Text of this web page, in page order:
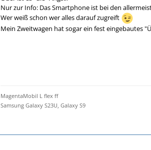
Nur zur Info: Das Smartphone ist bei den
Wer weiß schon wer alles darauf zugreift
Mein Zweitwagen hat sogar ein fest eingebautes
MagentaMobil L flex ff
Samsung Galaxy S23U, Galaxy S9